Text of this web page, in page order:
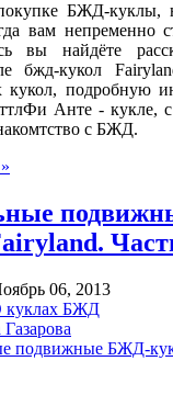
БЖД-куклы,
вам непременно
вы найдёте
бжд-кукол
кукол, подробную
Анте - кукле,
с БЖД.
06, 2013
куклах БЖД